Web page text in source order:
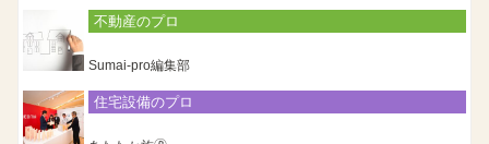
不動産のプロ
Sumai-pro編集部
住宅設備のプロ